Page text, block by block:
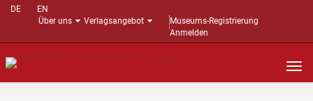
DE
EN
Über uns
Verlagsangebot
Museums-Registrierung
Anmelden